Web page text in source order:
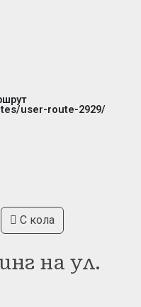
user-route-2929/
С кола
на ул.